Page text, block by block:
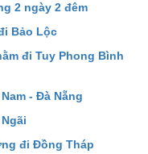
2 ngày 2 đêm
Bảo Lộc
đi Tuy Phong Bình
- Đà Nẵng
đi Đồng Tháp